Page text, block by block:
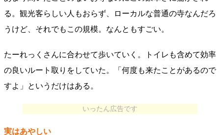
る。観光客らしい人もおらず、ローカルな普通の寺なんだろ
うけど、それでもこの規模。なんともすごい。
たーれっくさんに合わせて歩いていく。トイレも含めて効率
の良いルート取りをしていた。「何度も来たことがあるので
すよ」というだけはある。
いったん広告です
実はあやしい